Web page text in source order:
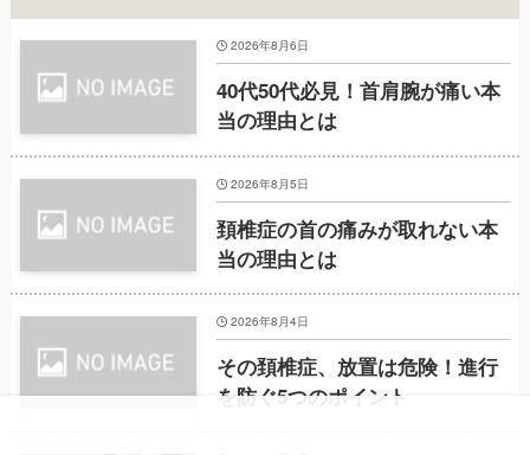
40代50代必見！首肩腕が痛い本
当の理由とは
2026年8月6日
頚椎症の首の痛みが取れない本
当の理由とは
2026年8月5日
その頚椎症、放置は危険！進行
を防ぐ5つのポイント
2026年8月4日